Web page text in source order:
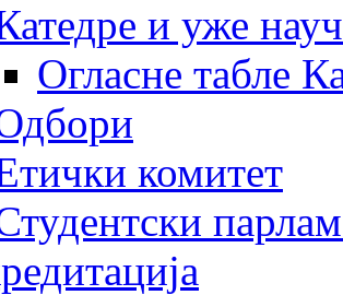
и уже
Огласне табле
комитет